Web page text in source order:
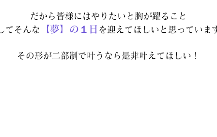
だから皆様にはやりたいと胸が躍ること
てそんな
【夢】の１日 を迎えてほしいと思っていま
その形が二部制で叶うなら是非叶えてほしい！